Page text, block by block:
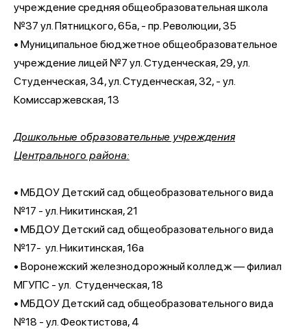
учреждение средняя общеобразовательная школа
№37 ул. Пятницкого, 65а, - пр. Революции, 35
• Муниципальное бюджетное общеобразовательное
учреждение лицей №7 ул. Студенческая, 29, ул.
Студенческая, 34, ул. Студенческая, 32, - ул.
Комиссаржевская, 13
Дошкольные образовательные учреждения
Центрального района:
• МБДОУ Детский сад общеобразовательного вида
№17 - ул. Никитинская, 21
• МБДОУ Детский сад общеобразовательного вида
№17- ул. Никитинская, 16а
• Воронежский железнодорожный колледж — филиал
МГУПС - ул. Студенческая, 18
• МБДОУ Детский сад общеобразовательного вида
№18 - ул. Феоктистова, 4